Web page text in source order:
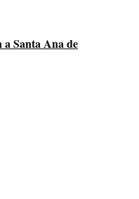
a Santa Ana de